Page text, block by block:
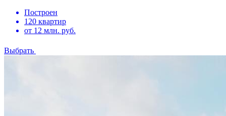
Построен
120 квартир
от 12 млн. руб.
Выбрать